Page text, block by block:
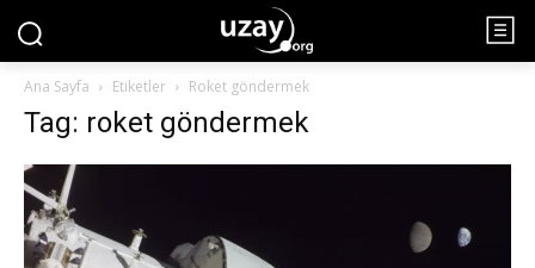
Ana Sayfa Etiketler Roket göndermek
Tag: roket göndermek